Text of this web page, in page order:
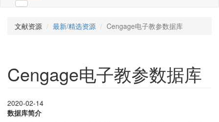
文献资源 最新/精选资源 Cengage电子教参数据库
Cengage电子教参数据库
2020-02-14
数据库简介